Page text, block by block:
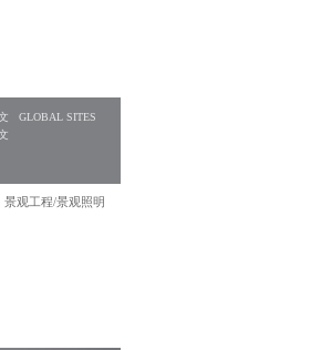
GLOBAL SITES
景观工程/景观照明